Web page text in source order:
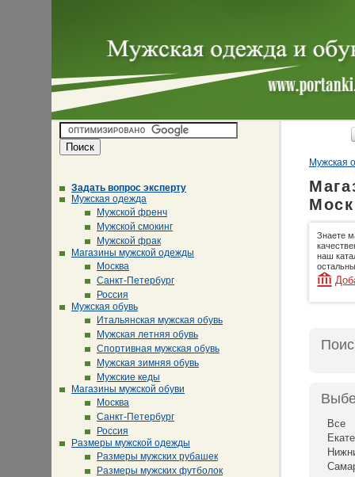
Задать вопрос эксперту
Мужская одежда
Мужской френч
Мужской смокинг
Мужской фрак
Магазины мужской одежды
Москва
Санкт-Петербург
Россия
Мужская обувь
Итальянская мужская обувь
Мужская летняя обувь
Спортивная мужская обувь
Мужская зимняя обувь
Мужские кеды
Магазины мужской обуви
Москва
Санкт-Петербург
Россия
Размеры мужской одежды
Размеры мужских рубашек
Размеры мужских футболок
Мужская
Знаете
наш
Все